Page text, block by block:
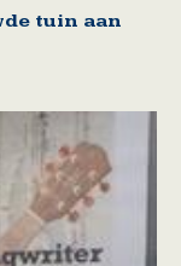
tuin aan